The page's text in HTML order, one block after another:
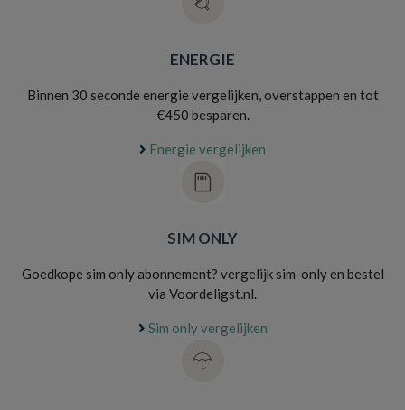
ENERGIE
Binnen 30 seconde energie vergelijken, overstappen en tot
€450 besparen.
Energie vergelijken
SIM ONLY
Goedkope sim only abonnement? vergelijk sim-only en bestel
via Voordeligst.nl.
Sim only vergelijken